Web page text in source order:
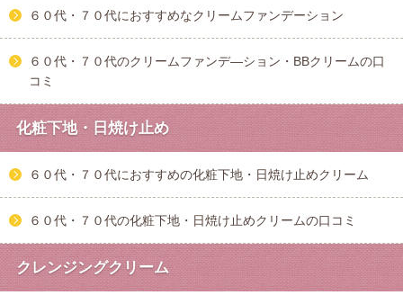
６０代・７０代におすすめなクリームファンデーション
６０代・７０代のクリームファンデ―ション・BBクリームの口
コミ
化粧下地・日焼け止め
６０代・７０代におすすめの化粧下地・日焼け止めクリーム
６０代・７０代の化粧下地・日焼け止めクリームの口コミ
クレンジングクリーム